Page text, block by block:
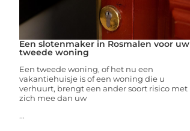
Een slotenmaker in Rosmalen voor uw
tweede woning
Een tweede woning, of het nu een
vakantiehuisje is of een woning die u
verhuurt, brengt een ander soort risico met
zich mee dan uw
...